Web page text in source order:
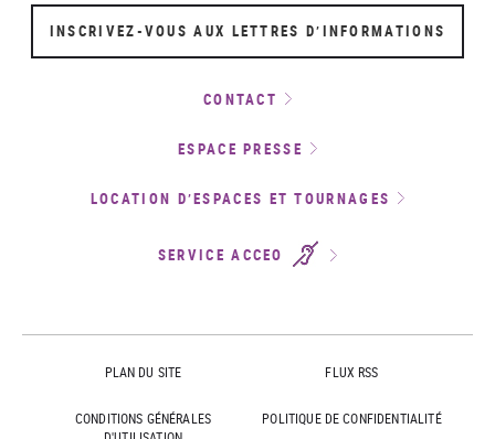
INSCRIVEZ-VOUS AUX LETTRES D’INFORMATIONS
CONTACT
ESPACE PRESSE
LOCATION D’ESPACES ET TOURNAGES
SERVICE ACCEO
PLAN DU SITE FLUX RSS
CONDITIONS GÉNÉRALES
POLITIQUE DE CONFIDENTIALITÉ